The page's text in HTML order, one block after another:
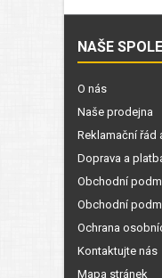
NAŠE
O nás
Naše prodejna
Reklamační
Doprava a
Obchodní
Obchodní
Ochrana
Kontaktujte nás
Mapa stránek